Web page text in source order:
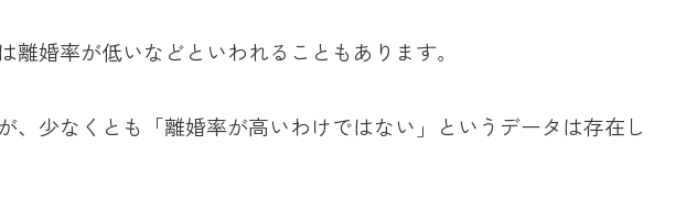
離婚率が低いなどといわれることもあります。
、少なくとも「離婚率が高いわけではない」というデータは存在し